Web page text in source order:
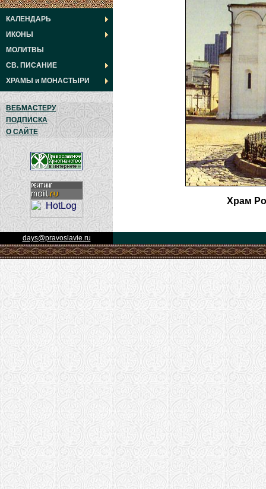
КАЛЕНДАРЬ
ИКОНЫ
МОЛИТВЫ
СВ. ПИСАНИЕ
ХРАМЫ и МОНАСТЫРИ
ВЕБМАСТЕРУ
ПОДПИСКА
О САЙТЕ
Храм
days@pravoslavie.ru